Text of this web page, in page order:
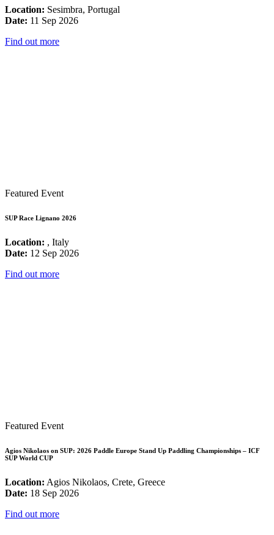
Location: Sesimbra, Portugal
Date: 11 Sep 2026
Find out more
Featured Event
SUP Race Lignano 2026
Location: , Italy
Date: 12 Sep 2026
Find out more
Featured Event
Agios Nikolaos on SUP: 2026 Paddle Europe Stand Up Paddling Championships – ICF
SUP World CUP
Location: Agios Nikolaos, Crete, Greece
Date: 18 Sep 2026
Find out more